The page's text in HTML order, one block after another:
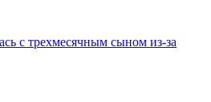
с трехмесячным сыном из-за